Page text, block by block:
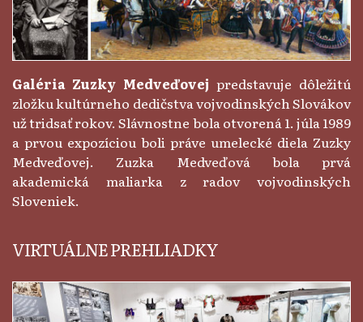
Galéria Zuzky Medveďovej predstavuje dôležitú
zložku kultúrneho dedičstva vojvodinských Slovákov
už tridsať rokov. Slávnostne bola otvorená 1. júla 1989
a prvou expozíciou boli práve umelecké diela Zuzky
Medveďovej. Zuzka Medveďová bola prvá
akademická maliarka z radov vojvodinských
Sloveniek.
VIRTUÁLNE PREHLIADKY